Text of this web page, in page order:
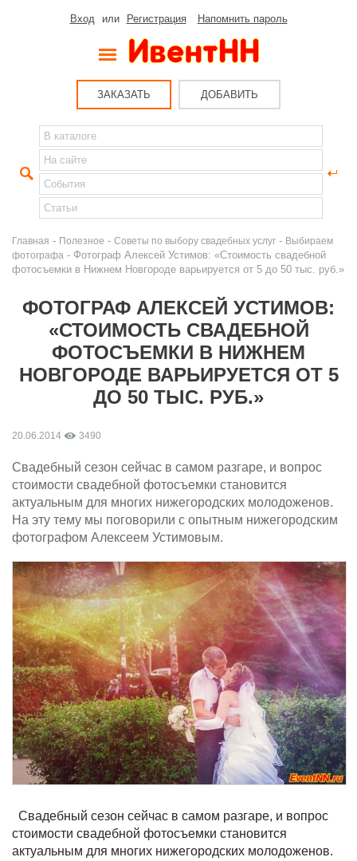
Вход или Регистрация Напомнить пароль
ЗАКАЗАТЬ ДОБАВИТЬ
Главная - Полезное - Советы по выбору свадебных услуг - Выбираем
фотографа - Фотограф Алексей Устимов: «Стоимость свадебной
фотосъемки в Нижнем Новгороде варьируется от 5 до 50 тыс. руб.»
ФОТОГРАФ АЛЕКСЕЙ УСТИМОВ:
«СТОИМОСТЬ СВАДЕБНОЙ
ФОТОСЪЕМКИ В НИЖНЕМ
НОВГОРОДЕ ВАРЬИРУЕТСЯ ОТ 5
ДО 50 ТЫС. РУБ.»
20.06.2014 3490
Свадебный сезон сейчас в самом разгаре, и вопрос
стоимости свадебной фотосъемки становится
актуальным для многих нижегородских молодоженов.
На эту тему мы поговорили с опытным нижегородским
фотографом Алексеем Устимовым.
Свадебный сезон сейчас в самом разгаре, и вопрос
стоимости свадебной фотосъемки становится
актуальным для многих нижегородских молодоженов.